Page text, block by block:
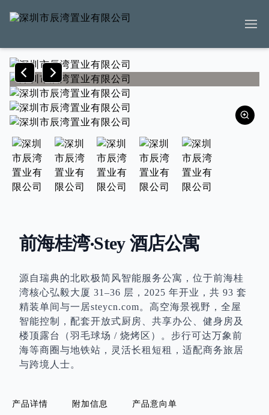
前海桂湾‧Stey 酒店公寓
源自瑞典的北欧极简风智能服务公寓，位于前海桂
湾核心弘毅大厦 31–36 层，2025 年开业，共 93 套
精装单间与一居steycn.com。高空海景视野，全屋
智能控制，配套开放式厨房、共享办公、健身房及
楼顶露台（羽毛球场 / 烧烤区）。步行可达万象前
海等商圈与地铁站，灵活长租短租，适配商务旅居
与跨境人士。
产品详情 附加信息 产品意向单